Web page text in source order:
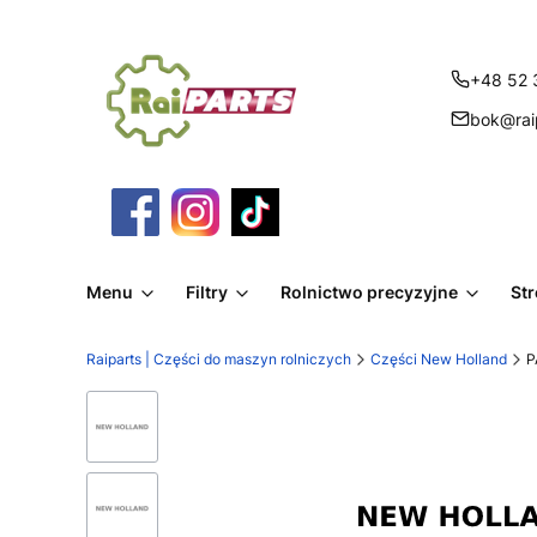
+48 52
Menu Filtry Rolnictwo precyzyjne
Raiparts | Części do maszyn rolniczych Części New Holland